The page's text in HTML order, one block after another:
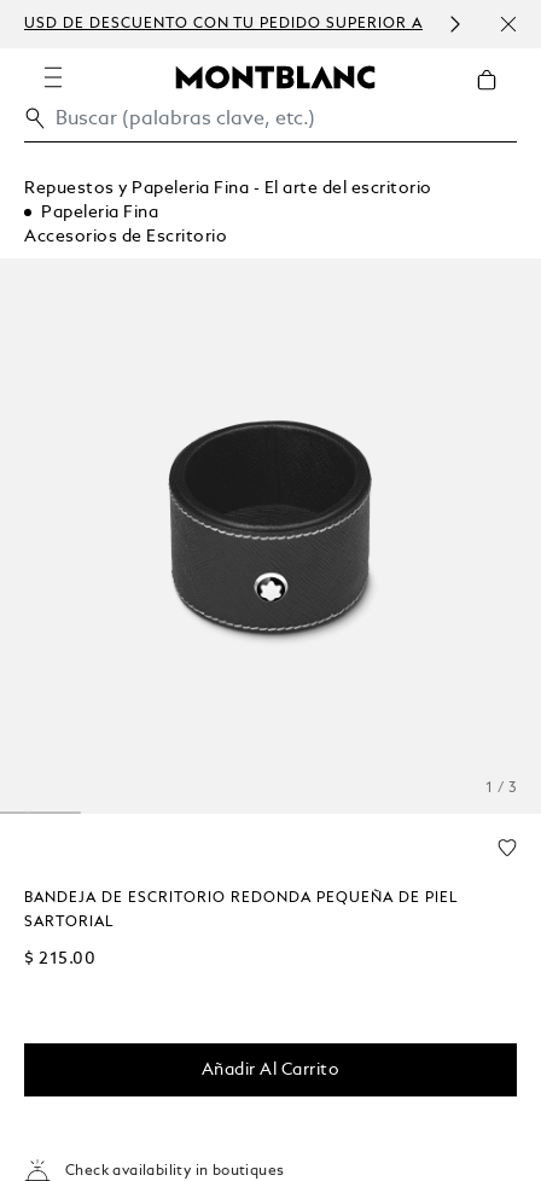
USD DE DESCUENTO CON TU PEDIDO SUPERIOR A
Repuestos y Papeleria Fina - El arte del escritorio
Papeleria Fina
Accesorios de Escritorio
1 / 3
BANDEJA DE ESCRITORIO REDONDA PEQUEÑA DE PIEL
SARTORIAL
$ 215.00
Añadir Al Carrito
Check availability in boutiques